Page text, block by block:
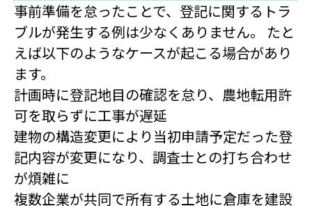
事前準備を怠ったことで、登記に関するトラ
ブルが発生する例は少なくありません。 たと
えば以下のようなケースが起こる場合があり
ます。
計画時に登記地目の確認を怠り、農地転用許
可を取らずに工事が遅延
建物の構造変更により当初申請予定だった登
記内容が変更になり、調査士との打ち合わせ
が煩雑に
複数企業が共同で所有する土地に倉庫を建設